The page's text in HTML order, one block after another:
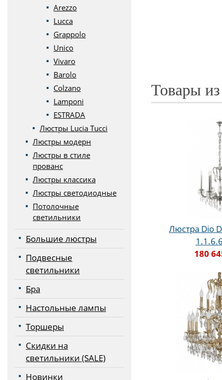
Arezzo
Lucca
Grappolo
Unico
Vivaro
Barolo
Colzano
Lamponi
ESTRADA
Люстры Lucia Tucci
Люстры модерн
Люстры в стиле
прованс
Люстры классика
Люстры светодиодные
Потолочные
светильники
Большие люстры
Подвесные
светильники
Бра
Настольные лампы
Торшеры
Скидки на
светильники (SALE)
Новинки
Товары
Люстра Dio
180